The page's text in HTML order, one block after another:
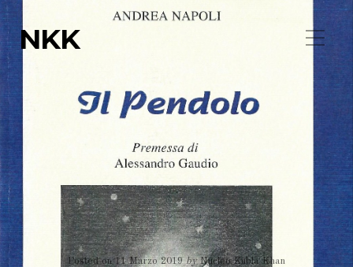
NKK
Posted on11 Marzo 2019byNucleo Kubla Khan